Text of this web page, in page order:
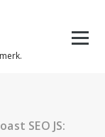
SEO JS: